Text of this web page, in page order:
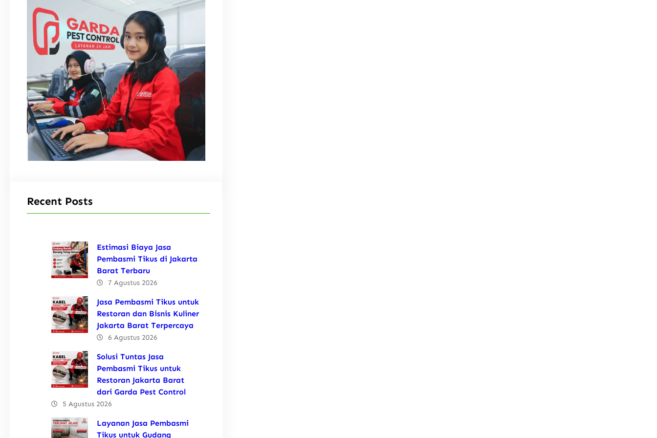
Recent Posts
Estimasi Biaya Jasa
Pembasmi Tikus di Jakarta
Barat Terbaru
7 Agustus 2026
Jasa Pembasmi Tikus untuk
Restoran dan Bisnis Kuliner
Jakarta Barat Terpercaya
6 Agustus 2026
Solusi Tuntas Jasa
Pembasmi Tikus untuk
Restoran Jakarta Barat
dari Garda Pest Control
5 Agustus 2026
Layanan Jasa Pembasmi
Tikus untuk Gudang